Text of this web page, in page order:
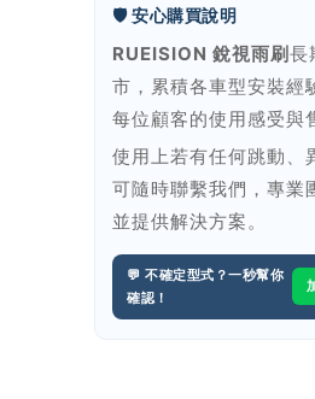
🛡️ 安心購買說明
RUEISION 銳視雨刷長
市，累積各車型安裝經
每位顧客的使用感受與
使用上若有任何跳動、
可隨時聯繫我們，專業
並提供解決方案。
💬 不確定型式？一秒幫你
確認！